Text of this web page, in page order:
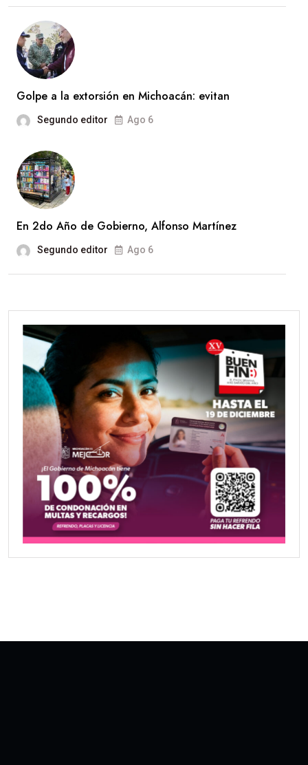
Golpe a la extorsión en Michoacán: evitan
Segundo editor Ago 6
En 2do Año de Gobierno, Alfonso Martínez
Segundo editor Ago 6